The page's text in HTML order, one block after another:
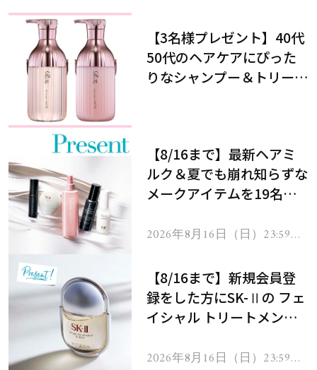
【3名様プレゼント】40代
50代のヘアケアにぴった
りなシャンプー＆トリート
【8/16まで】最新ヘアミ
ルク＆夏でも崩れ知らずな
メークアイテムを19名様
2026年8月16日（日）23:59ま
【8/16まで】新規会員登
録をした方にSK-Ⅱの フェ
イシャル トリートメント
2026年8月16日（日）23:59ま